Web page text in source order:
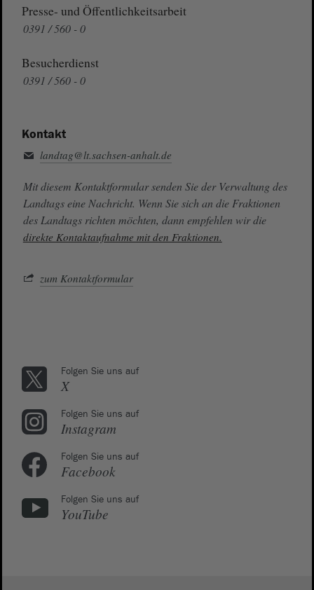
Presse- und Öffentlichkeitsarbeit
0391 / 560 - 0
Besucherdienst
0391 / 560 - 0
Kontakt
landtag@lt.sachsen-anhalt.de
Mit diesem Kontaktformular senden Sie der Verwaltung des
Landtags eine Nachricht. Wenn Sie sich an die Fraktionen
des Landtags richten möchten, dann empfehlen wir die
direkte Kontaktaufnahme mit den Fraktionen.
zum Kontaktformular
Folgen Sie uns auf
X
Folgen Sie uns auf
Instagram
Folgen Sie uns auf
Facebook
Folgen Sie uns auf
YouTube